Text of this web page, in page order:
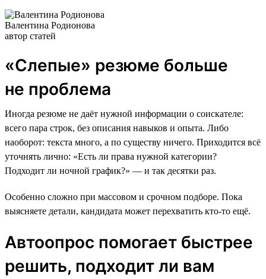
Валентина Родионова
автор статей
«Слепые» резюме больше
не проблема
Иногда резюме не даёт нужной информации о соискателе:
всего пара строк, без описания навыков и опыта. Либо
наоборот: текста много, а по существу ничего. Приходится всё
уточнять лично: «Есть ли права нужной категории?
Подходит ли ночной график?» — и так десятки раз.
Особенно сложно при массовом и срочном подборе. Пока
выясняете детали, кандидата может перехватить кто-то ещё.
Автоопрос помогает быстрее
решить, подходит ли вам